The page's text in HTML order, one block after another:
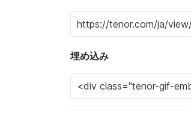
埋め込み